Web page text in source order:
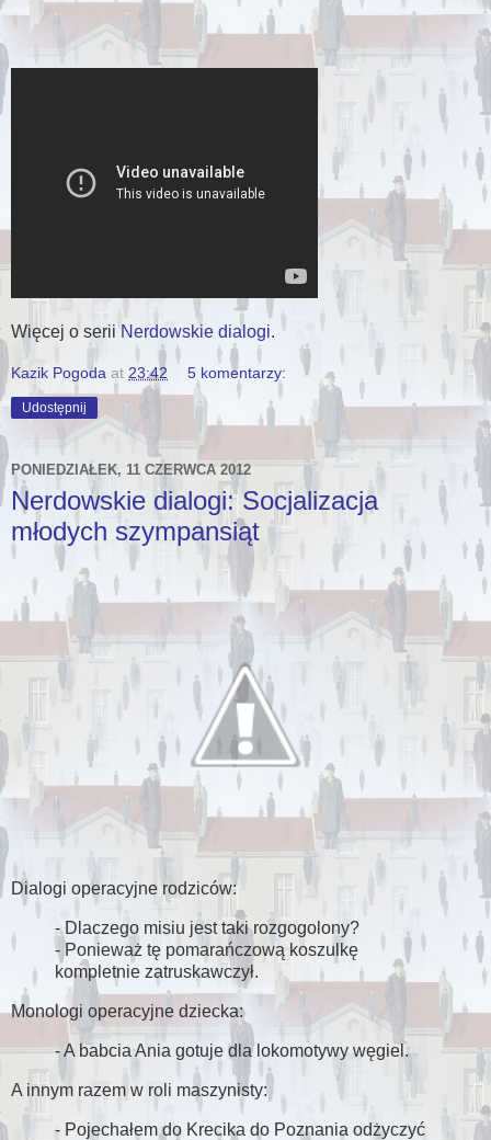
Więcej o serii Nerdowskie dialogi.
Kazik Pogoda at 23:42 5 komentarzy:
Udostępnij
PONIEDZIAŁEK, 11 CZERWCA 2012
Nerdowskie dialogi: Socjalizacja
młodych szympansiąt
Dialogi operacyjne rodziców:
- Dlaczego misiu jest taki rozgogolony?
- Ponieważ tę pomarańczową koszulkę
kompletnie zatruskawczył.
Monologi operacyjne dziecka:
- A babcia Ania gotuje dla lokomotywy węgiel.
A innym razem w roli maszynisty:
- Pojechałem do Krecika do Poznania odżyczyć